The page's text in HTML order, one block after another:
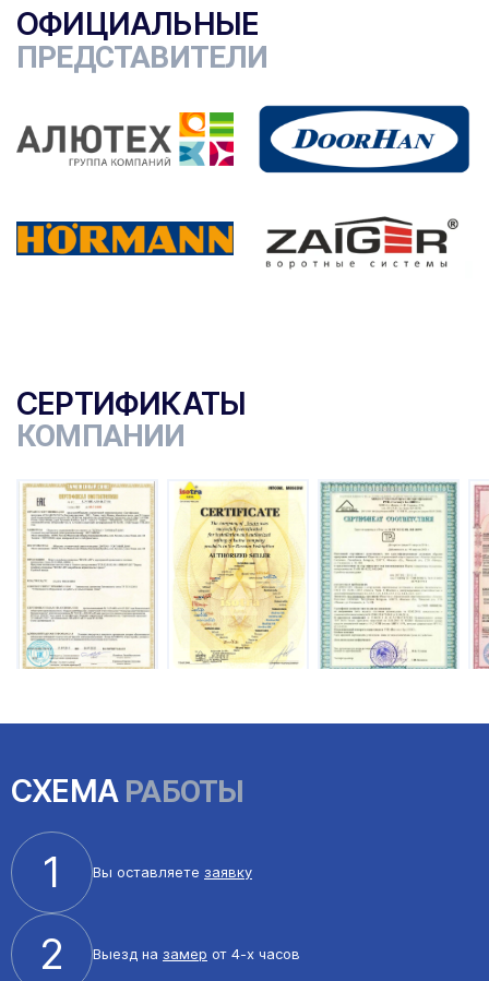
ОФИЦИАЛЬНЫЕ
ПРЕДСТАВИТЕЛИ
СЕРТИФИКАТЫ
КОМПАНИИ
СХЕМАРАБОТЫ
1 Вы оставляете заявку
2 Выезд на замер от 4-х часов